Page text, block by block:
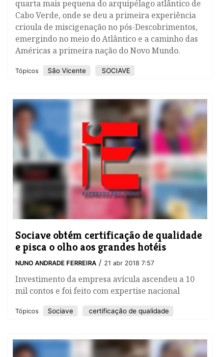
quarta mais pequena do arquipélago atlântico de
Cabo Verde, onde se deu a primeira experiência
crioula de miscigenação no pós-Descobrimentos,
emergindo no meio do Atlântico e a caminho das
Américas a primeira nação do Novo Mundo.
Tópicos São Vicente SOCIAVE
Sociave obtém certificação de qualidade
e pisca o olho aos grandes hotéis
NUNO ANDRADE FERREIRA / 21 abr 2018 7:57
​Investimento da empresa avícula ascendeu a 10
mil contos e foi feito com expertise nacional
Tópicos Sociave certificação de qualidade